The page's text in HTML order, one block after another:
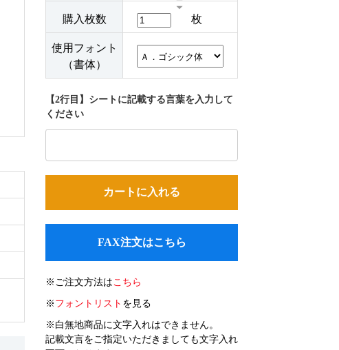
購入枚数 枚
使用フォント
（書体）
【2行目】シートに記載する言葉を入力して
ください
FAX注文はこちら
※ご注文方法は こちら
※ フォントリスト を見る
※白無地商品に文字入れはできません。
記載文言をご指定いただきましても文字入れ